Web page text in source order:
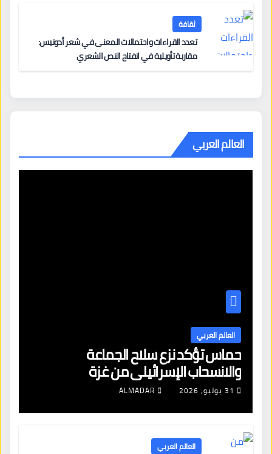
ثقافة
تعدد القراءات واحتمالات المعنى في شعر أدونيس:
مقاربة تأويلية في انفتاح النص الشعري
العالم العربي
العالم العربي
حماس تؤكد نزع سلاح الجماعة
والانسحاب الإسرائيلي من غزة
31 يوليو، 2026 ALMADAR
العالم العربي